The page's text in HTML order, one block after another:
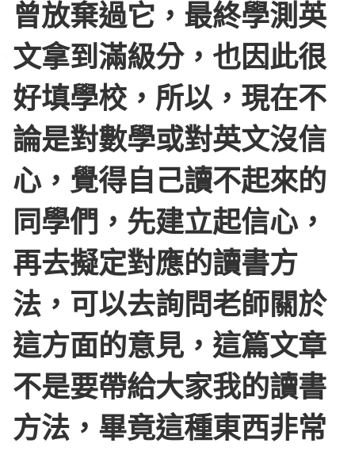
曾放棄過它，最終學測英
文拿到滿級分，也因此很
好填學校，所以，現在不
論是對數學或對英文沒信
心，覺得自己讀不起來的
同學們，先建立起信心，
再去擬定對應的讀書方
法，可以去詢問老師關於
這方面的意見，這篇文章
不是要帶給大家我的讀書
方法，畢竟這種東西非常